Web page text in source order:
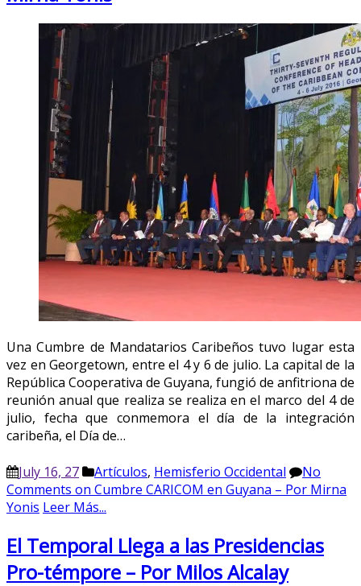
Una Cumbre de Mandatarios Caribeños tuvo lugar esta
vez en Georgetown, entre el 4 y 6 de julio. La capital de la
República Cooperativa de Guyana, fungió de anfitriona de
reunión anual que realiza se realiza en el marco del 4 de
julio, fecha que conmemora el día de la integración
caribeña, el Día de…
July 16, 27 Artículos, Hemisferio Occidental
No
Comments on Cumbre CARICOM en Guyana – Por Mirna
Yonis Leer Más...
El Temporal Llega a las Presidencias
Pro-témpore – Por Milos Alcalay